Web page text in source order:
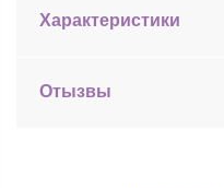
Характеристики
Отызвы